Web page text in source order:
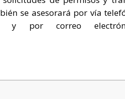
se asesorará por vía
y por correo